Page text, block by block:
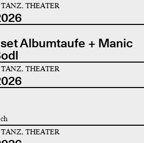
THEATER
Albumtaufe + Manic
THEATER
THEATER